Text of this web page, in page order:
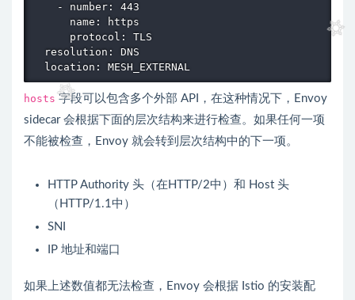
    - number: 443
      name: https
      protocol: TLS
  resolution: DNS
hosts 字段可以包含多个外部 API，在这种情况下，Envoy
sidecar 会根据下面的层次结构来进行检查。如果任何一项
不能被检查，Envoy 就会转到层次结构中的下一项。
HTTP Authority 头（在HTTP/2中）和 Host 头
（HTTP/1.1中）
SNI
IP 地址和端口
如果上述数值都无法检查，Envoy 会根据 Istio 的安装配